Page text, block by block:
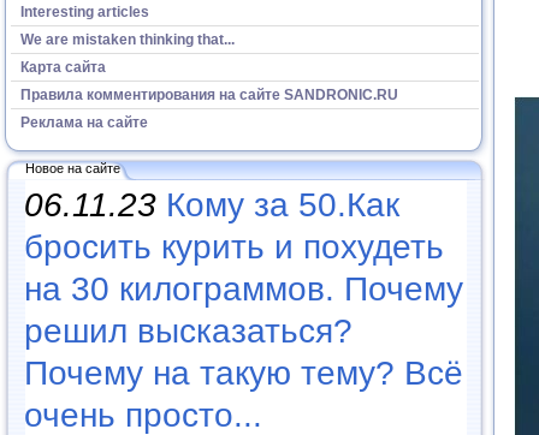
Interesting articles
We are mistaken thinking that...
Карта сайта
Правила комментирования на сайте SANDRONIC.RU
Реклама на сайте
Новое на сайте
06.11.23 Кому за 50.Как
бросить курить и похудеть
на 30 килограммов. Почему
решил высказаться?
Почему на такую тему? Всё
очень просто...